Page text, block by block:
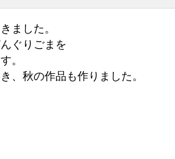
ました。
ぐりごまを
。
、秋の作品も作りました。